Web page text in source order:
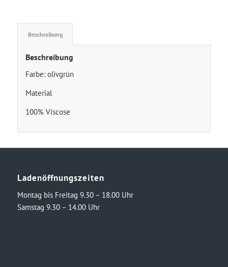
Beschreibung
Beschreibung
Farbe: olivgrün
Material
100% Viscose
Ladenöffnungszeiten
Montag bis Freitag 9.30 – 18.00 Uhr
Samstag 9.30 – 14.00 Uhr